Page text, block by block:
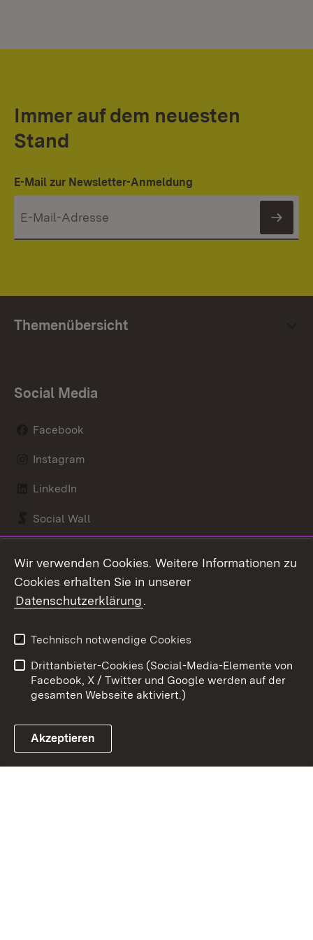
Immer auf dem neuesten
Stand
E-Mail zur Newsletter-Anmeldung
Themenübersicht
Social Media
Facebook
Instagram
LinkedIn
Social Wall
Link zum Landesportal
Kontakt
Barrierefreiheit
Impressum
Cookies
Wir verwenden Cookies. Weitere Informationen zu
Cookies erhalten Sie in unserer
Datenschutzerklärung.
Technisch notwendige Cookies
Drittanbieter-Cookies (Social-Media-Elemente von
Facebook, X / Twitter und Google werden auf der
gesamten Webseite aktiviert.)
Akzeptieren